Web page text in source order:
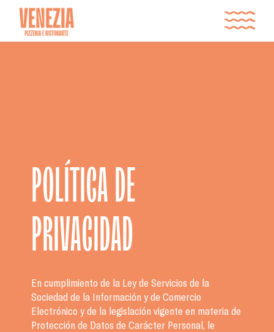
POLÍTICA DE
PRIVACIDAD
En cumplimiento de la Ley de Servicios de la
Sociedad de la Información y de Comercio
Electrónico y de la legislación vigente en materia de
Protección de Datos de Carácter Personal, le